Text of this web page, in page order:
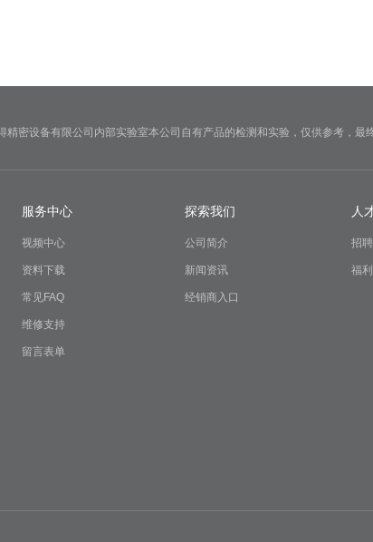
密设备有限公司内部实验室本公司自有产品的检测和实验，仅供参考，最
服务中心
视频中心
资料下载
常见FAQ
维修支持
留言表单
探索我们
公司简介
新闻资讯
经销商入口
人
招
福